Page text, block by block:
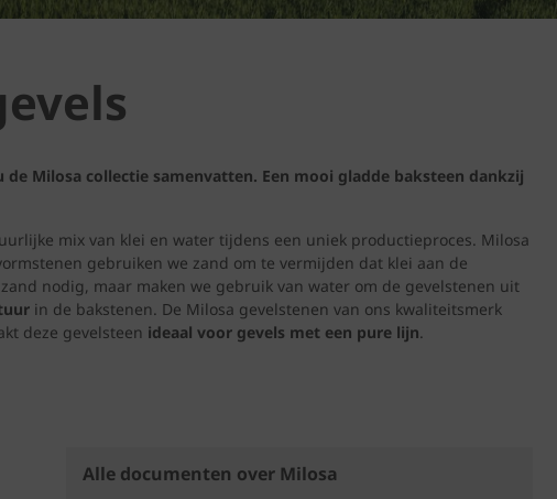
Milosa collectie samenvatten. Een mooi gladde baksteen dankzij
mix van klei en water tijdens een uniek productieproces. Milosa
gebruiken we zand om te vermijden dat klei aan de
nodig, maar maken we gebruik van water om de gevelstenen uit
in de bakstenen. De Milosa gevelstenen van ons kwaliteitsmerk
deze gevelsteen ideaal voor gevels met een pure lijn.
Alle documenten over Milosa